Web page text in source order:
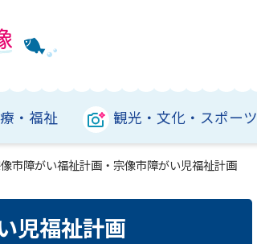
・福祉 観光・文化・スポーツ
市障がい福祉計画・宗像市障がい児福祉計画
児福祉計画